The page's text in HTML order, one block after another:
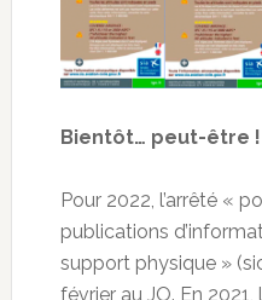
Bientôt… peut-être !
Pour 2022, l’arrêté «
publications
support physique »
février au JO. En